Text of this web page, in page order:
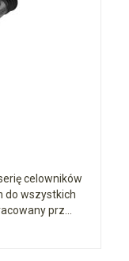
celowników
do wszystkich
prz...